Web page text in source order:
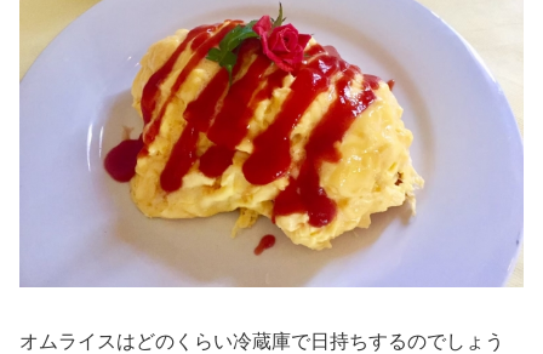
オムライスはどのくらい冷蔵庫で日持ちするのでしょう